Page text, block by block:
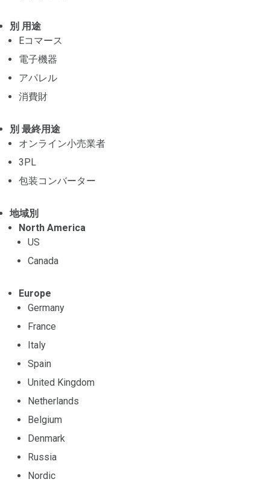
別 用途
Eコマース
電子機器
アパレル
消費財
別 最終用途
オンライン小売業者
3PL
包装コンバーター
地域別
North America
US
Canada
Europe
Germany
France
Italy
Spain
United Kingdom
Netherlands
Belgium
Denmark
Russia
Nordic